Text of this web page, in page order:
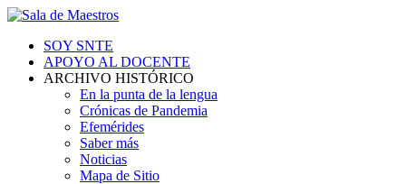
SOY SNTE
APOYO AL DOCENTE
ARCHIVO HISTÓRICO
En la punta de la lengua
Crónicas de Pandemia
Efemérides
Saber más
Noticias
Mapa de Sitio